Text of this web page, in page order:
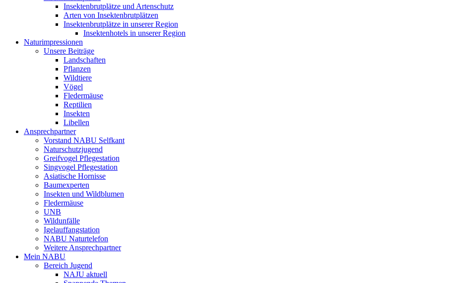
Insektenbrutplätze und Artenschutz
Arten von Insektenbrutplätzen
Insektenbrutplätze in unserer Region
Insektenhotels in unserer Region
Naturimpressionen
Unsere Beiträge
Landschaften
Pflanzen
Wildtiere
Vögel
Fledermäuse
Reptilien
Insekten
Libellen
Ansprechpartner
Vorstand NABU Selfkant
Naturschutzjugend
Greifvogel Pflegestation
Singvogel Pflegestation
Asiatische Hornisse
Baumexperten
Insekten und Wildblumen
Fledermäuse
UNB
Wildunfälle
Igelauffangstation
NABU Naturtelefon
Weitere Ansprechpartner
Mein NABU
Bereich Jugend
NAJU aktuell